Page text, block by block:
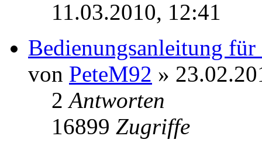
11.03.2010, 12:41
Bedienungsanleitung
von PeteM92 »
2Antworten
16899 Zugriffe